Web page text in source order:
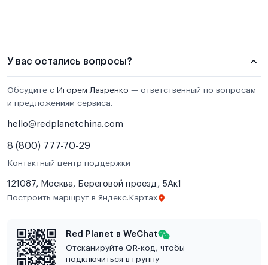
У вас остались вопросы?
Обсудите с Игорем Лавренко — ответственный по вопросам
и предложениям сервиса.
hello@redplanetchina.com
8 (800) 777-70-29
Контактный центр поддержки
121087, Москва, Береговой проезд, 5Ак1
Построить маршрут в Яндекс.Картах
Red Planet в WeChat
Отсканируйте QR-код, чтобы
подключиться в группу